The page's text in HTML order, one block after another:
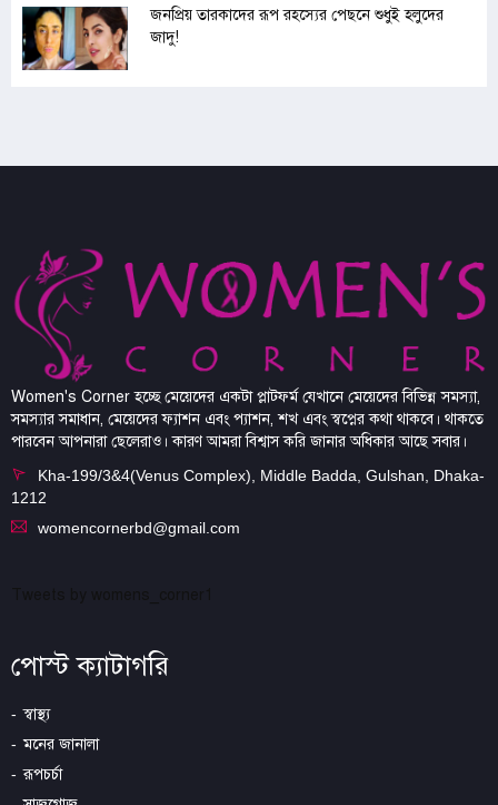
জনপ্রিয় তারকাদের রূপ রহস্যের পেছনে শুধুই হলুদের
জাদু!
Women's Corner হচ্ছে মেয়েদের একটা প্লাটফর্ম যেখানে মেয়েদের বিভিন্ন সমস্যা,
সমস্যার সমাধান, মেয়েদের ফ্যাশন এবং প্যাশন, শখ এবং স্বপ্নের কথা থাকবে। থাকতে
পারবেন আপনারা ছেলেরাও। কারণ আমরা বিশ্বাস করি জানার অধিকার আছে সবার।
Kha-199/3&4(Venus Complex), Middle Badda, Gulshan, Dhaka-
1212
womencornerbd@gmail.com
পোস্ট ক্যাটাগরি
স্বাস্থ্য
মনের জানালা
রূপচর্চা